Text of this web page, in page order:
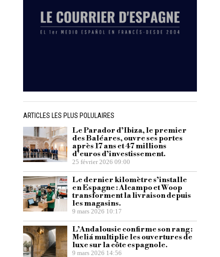
ARTICLES LES PLUS POLULAIRES
Le Parador d’Ibiza, le premier
des Baléares, ouvre ses portes
après 17 ans et 47 millions
d’euros d’investissement.
25 février 2026 09:00
Le dernier kilomètre s’installe
en Espagne : Alcampo et Woop
transforment la livraison depuis
les magasins.
9 mars 2026 10:17
L’Andalousie confirme son rang :
Meliá multiplie les ouvertures de
luxe sur la côte espagnole.
9 mars 2026 14:56